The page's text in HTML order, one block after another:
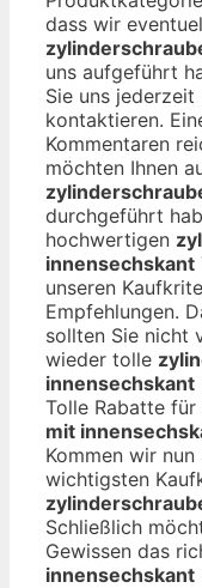
dass wir
uns aufgeführt
Sie uns
kontaktieren.
Kommentaren
möchten Ihnen
durchgeführt
hochwertigen
innensechskant
unseren
Empfehlungen.
sollten Sie nicht
wieder tolle
innensechskant
Tolle Rabatte
mit
Kommen wir
wichtigsten
Schließlich
Gewissen das
innensechskant